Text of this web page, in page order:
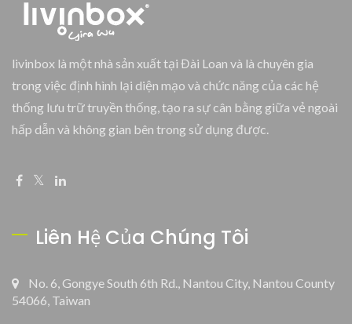
livinbox là một nhà sản xuất tại Đài Loan và là chuyên gia
trong việc định hình lại diện mạo và chức năng của các hệ
thống lưu trữ truyền thống, tạo ra sự cân bằng giữa vẻ ngoài
hấp dẫn và không gian bên trong sử dụng được.
Liên Hệ Của Chúng Tôi
No. 6, Gongye South 6th Rd., Nantou City, Nantou County
54066, Taiwan